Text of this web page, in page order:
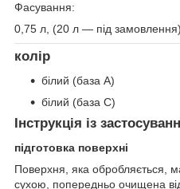
Фасування:
0,75 л, (20 л — під замовлення)
колір
білий (база А)
білий (база С)
Інструкція із
підготовка поверхні
Поверхня, яка обробляється,
сухою, попередньо очищена